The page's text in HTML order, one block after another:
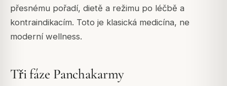
přesnému pořadí, dietě a režimu po léčbě a
kontraindikacím. Toto je klasická medicína, ne
moderní wellness.
Tři fáze Panchakarmy